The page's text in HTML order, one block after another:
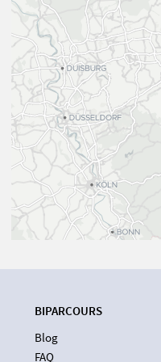
BIPARCOURS
Blog
FAQ